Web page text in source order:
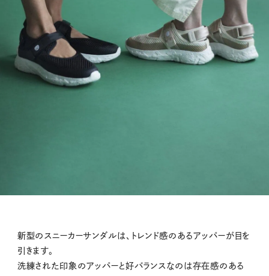
新型のスニーカーサンダルは、トレンド感のあるアッパーが目を
引きます。
洗練された印象のアッパーと好バランスなのは存在感のある